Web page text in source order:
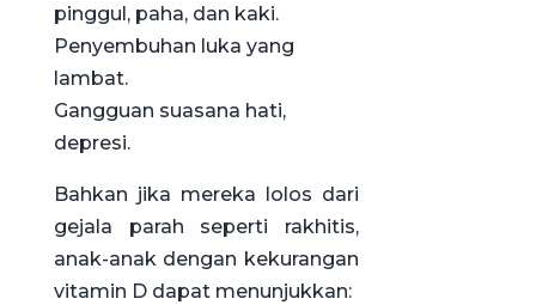
pinggul, paha, dan kaki.
Penyembuhan luka yang
lambat.
Gangguan suasana hati,
depresi.
Bahkan jika mereka lolos dari
gejala parah seperti rakhitis,
anak-anak dengan kekurangan
vitamin D dapat menunjukkan: